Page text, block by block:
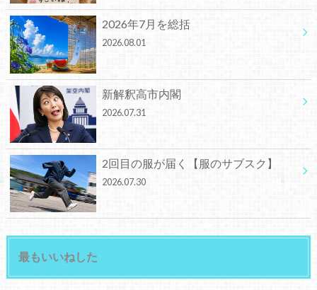
2026年7月を総括
2026.08.01
新解釈高市内閣
2026.07.31
2回目の服が届く【服のサブスク】
2026.07.30
最もいいねした